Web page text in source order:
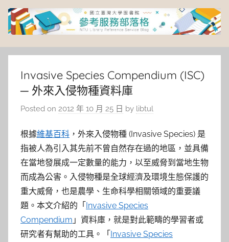
Skip
content
臺
灣
大
學
圖
書
館
參
Invasive Species Compendium (ISC)
─ 外來入侵物種資料庫
Posted on 2012 年 10 月 25 日 by libtul
根據維基百科 ，外來入侵物種 (Invasive Species) 是
指被人為引入其先前不曾自然存在過的地區，並具備
在當地發展成一定數量的能力，以至威脅到當地生物
而成為公害。入侵物種是全球經濟及環境生態保護的
重大威脅，也是農學、生命科學相關領域的重要議
題。本文介紹的「Invasive Species
Compendium 」資料庫，就是對此範疇的學習者或
研究者有幫助的工具。「Invasive Species